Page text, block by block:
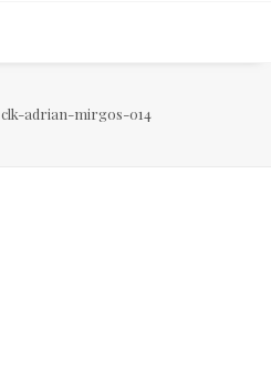
clk-adrian-mirgos-014